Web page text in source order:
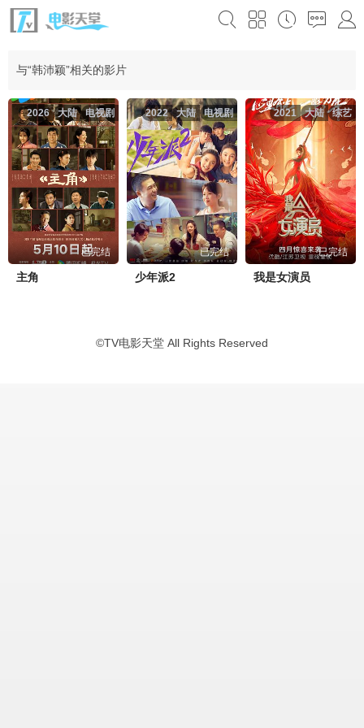
与“韩沛颖”相关的影片
电视剧
大陆
2026
已完结
主角
电视剧
大陆
2022
已完结
少年派2
综艺
大陆
2021
已完结
我是女演员
©TV电影天堂 All Rights Reserved